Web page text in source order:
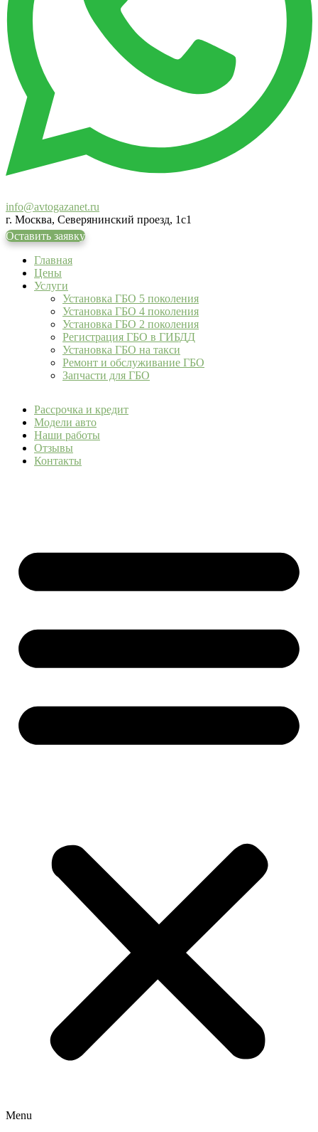
info@avtogazanet.ru
г. Москва, Северянинский проезд, 1с1
Оставить заявку
Главная
Цены
Услуги
Установка ГБО 5 поколения
Установка ГБО 4 поколения
Установка ГБО 2 поколения
Регистрация ГБО в ГИБДД
Установка ГБО на такси
Ремонт и обслуживание ГБО
Запчасти для ГБО
Рассрочка и кредит
Модели авто
Наши работы
Отзывы
Контакты
Menu